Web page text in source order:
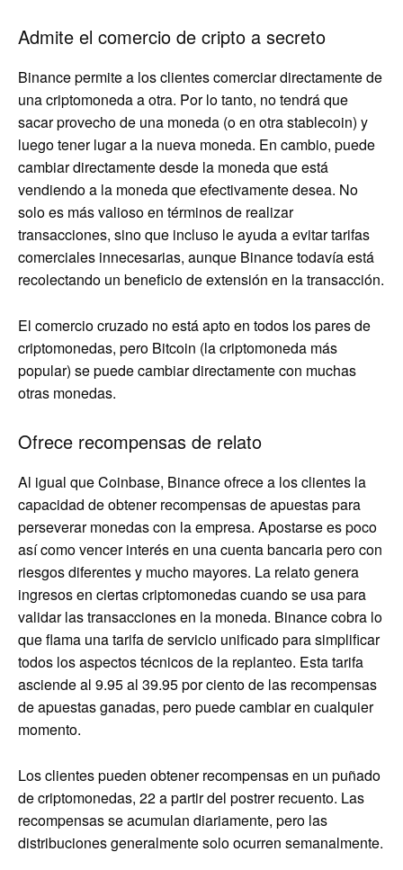
Admite el comercio de cripto a secreto
Binance permite a los clientes comerciar directamente de
una criptomoneda a otra. Por lo tanto, no tendrá que
sacar provecho de una moneda (o en otra stablecoin) y
luego tener lugar a la nueva moneda. En cambio, puede
cambiar directamente desde la moneda que está
vendiendo a la moneda que efectivamente desea. No
solo es más valioso en términos de realizar
transacciones, sino que incluso le ayuda a evitar tarifas
comerciales innecesarias, aunque Binance todavía está
recolectando un beneficio de extensión en la transacción.
El comercio cruzado no está apto en todos los pares de
criptomonedas, pero Bitcoin (la criptomoneda más
popular) se puede cambiar directamente con muchas
otras monedas.
Ofrece recompensas de relato
Al igual que Coinbase, Binance ofrece a los clientes la
capacidad de obtener recompensas de apuestas para
perseverar monedas con la empresa. Apostarse es poco
así como vencer interés en una cuenta bancaria pero con
riesgos diferentes y mucho mayores. La relato genera
ingresos en ciertas criptomonedas cuando se usa para
validar las transacciones en la moneda. Binance cobra lo
que flama una tarifa de servicio unificado para simplificar
todos los aspectos técnicos de la replanteo. Esta tarifa
asciende al 9.95 al 39.95 por ciento de las recompensas
de apuestas ganadas, pero puede cambiar en cualquier
momento.
Los clientes pueden obtener recompensas en un puñado
de criptomonedas, 22 a partir del postrer recuento. Las
recompensas se acumulan diariamente, pero las
distribuciones generalmente solo ocurren semanalmente.